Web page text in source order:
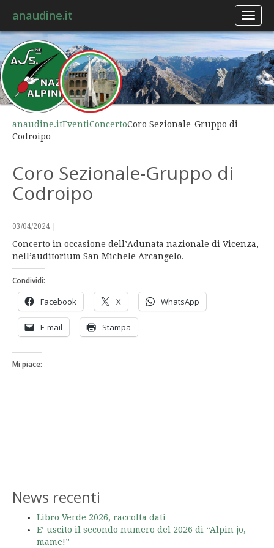
anaudine.it
anaudine.itEventiConcertoCoro Sezionale-Gruppo di
Codroipo
Coro Sezionale-Gruppo di
Codroipo
03/04/2024
Concerto in occasione dell’Adunata nazionale di Vicenza,
nell’auditorium San Michele Arcangelo.
Condividi:
Facebook X WhatsApp
E-mail Stampa
Mi piace:
News recenti
Libro Verde 2026, raccolta dati
E’ uscito il secondo numero del 2026 di “Alpin jo,
mame!”